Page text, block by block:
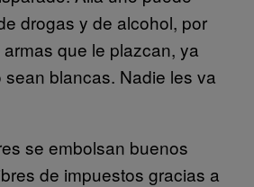
drogas y de alcohol, por
que le plazcan, ya
blancas. Nadie les va
se embolsan buenos
de impuestos gracias a